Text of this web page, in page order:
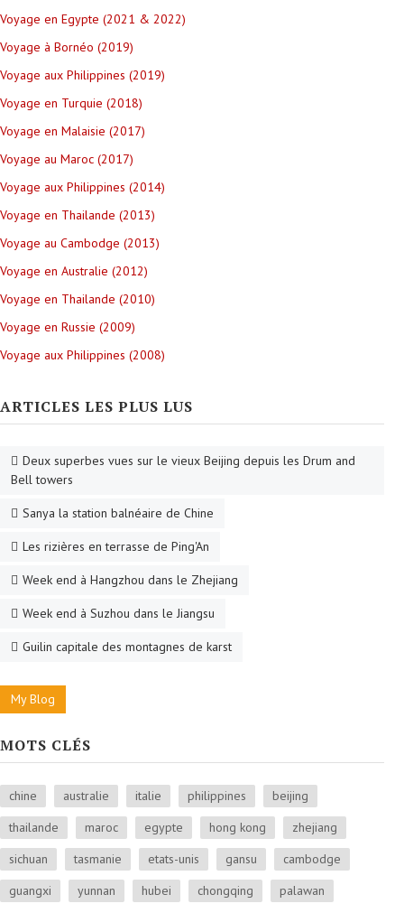
Voyage en Egypte (2021 & 2022)
Voyage à Bornéo (2019)
Voyage aux Philippines (2019)
Voyage en Turquie (2018)
Voyage en Malaisie (2017)
Voyage au Maroc (2017)
Voyage aux Philippines (2014)
Voyage en Thailande (2013)
Voyage au Cambodge (2013)
Voyage en Australie (2012)
Voyage en Thailande (2010)
Voyage en Russie (2009)
Voyage aux Philippines (2008)
ARTICLES LES PLUS LUS
Deux superbes vues sur le vieux Beijing depuis les Drum and
Bell towers
Sanya la station balnéaire de Chine
Les rizières en terrasse de Ping'An
Week end à Hangzhou dans le Zhejiang
Week end à Suzhou dans le Jiangsu
Guilin capitale des montagnes de karst
My Blog
MOTS CLÉS
chine australie italie philippines
beijing
thailande
maroc egypte hong kong
zhejiang
sichuan
tasmanie etats-unis gansu
cambodge
guangxi
yunnan hubei chongqing palawan